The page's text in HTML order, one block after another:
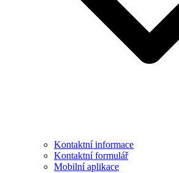
Kontaktní informace
Kontaktní formulář
Mobilní aplikace